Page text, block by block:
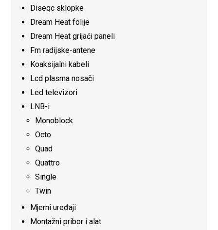
Diseqc sklopke
Dream Heat folije
Dream Heat grijaći paneli
Fm radijske-antene
Koaksijalni kabeli
Lcd plasma nosači
Led televizori
LNB-i
Monoblock
Octo
Quad
Quattro
Single
Twin
Mjerni uređaji
Montažni pribor i alat